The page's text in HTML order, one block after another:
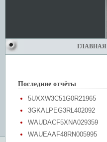
ГЛАВНАЯ
Последние отчёты
5UXXW3C51G0R21965
3GKALPEG3RL402092
WAUDACF5XNA029359
WAUEAAF48RN005995